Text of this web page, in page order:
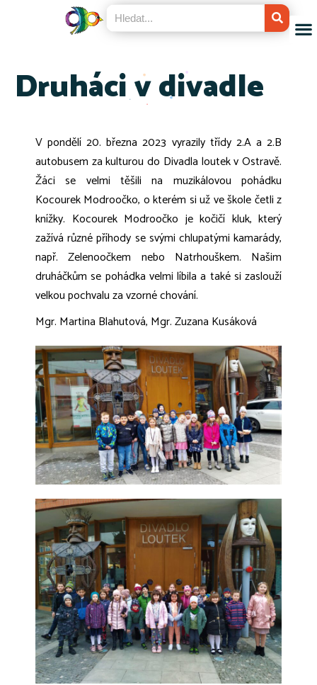
Druháci v divadle
V pondělí 20. března 2023 vyrazily třídy 2.A a 2.B
autobusem za kulturou do Divadla loutek v Ostravě.
Žáci se velmi těšili na muzikálovou pohádku
Kocourek Modroočko, o kterém si už ve škole četli z
knížky. Kocourek Modroočko je kočičí kluk, který
zažívá různé příhody se svými chlupatými kamarády,
např. Zelenoočkem nebo Natrhouškem. Našim
druháčkům se pohádka velmi líbila a také si zaslouží
velkou pochvalu za vzorné chování.
Mgr. Martina Blahutová, Mgr. Zuzana Kusáková